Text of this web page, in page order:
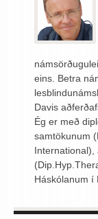
eins. Betra
Davis
Ég er með
samtökunum
International),
Háskólanum í